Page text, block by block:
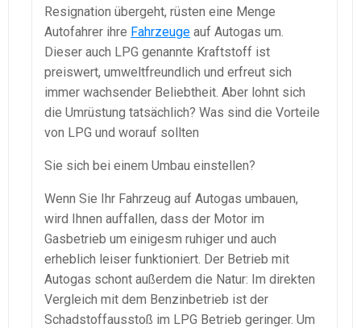
Resignation übergeht, rüsten eine Menge
Autofahrer ihre Fahrzeuge auf Autogas um.
Dieser auch LPG genannte Kraftstoff ist
preiswert, umweltfreundlich und erfreut sich
immer wachsender Beliebtheit. Aber lohnt sich
die Umrüstung tatsächlich? Was sind die Vorteile
von LPG und worauf sollten
Sie sich bei einem Umbau einstellen?
Wenn Sie Ihr Fahrzeug auf Autogas umbauen,
wird Ihnen auffallen, dass der Motor im
Gasbetrieb um einigesm ruhiger und auch
erheblich leiser funktioniert. Der Betrieb mit
Autogas schont außerdem die Natur: Im direkten
Vergleich mit dem Benzinbetrieb ist der
Schadstoffausstoß im LPG Betrieb geringer. Um